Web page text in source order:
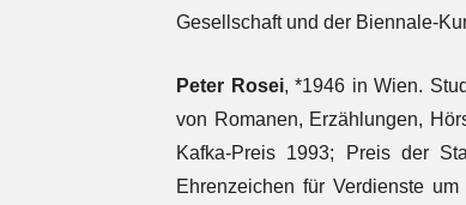
Gesellschaft und der Biennale-
Peter Rosei, *1946 in Wien.
von Romanen, Erzählungen,
Kafka-Preis 1993; Preis der
Ehrenzeichen für Verdienste